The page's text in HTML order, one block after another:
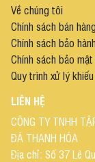
Về chúng tôi
Chính sách bán hàng
Chính sách bảo hành
Chính sách bảo
Quy trình xử lý
LIÊN HỆ
CÔNG TY TNHH
ĐÁ THANH HÓA
Địa chỉ: Số 37 Lê